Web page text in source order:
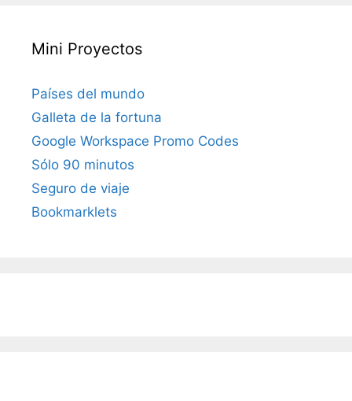
Mini Proyectos
Países del mundo
Galleta de la fortuna
Google Workspace Promo Codes
Sólo 90 minutos
Seguro de viaje
Bookmarklets